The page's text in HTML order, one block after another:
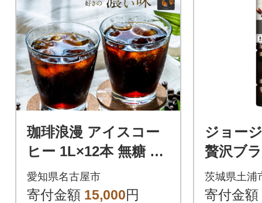
珈琲浪漫 アイスコー
ヒー 1L×12本 無糖 コ
ーヒー 飲料 濃いコー
ヒー 愛知 名古屋 珈琲
愛知県名古屋市
寄付金額 15,000円
ジョー
贅沢ブ
ml
茨城県土浦
寄付金額